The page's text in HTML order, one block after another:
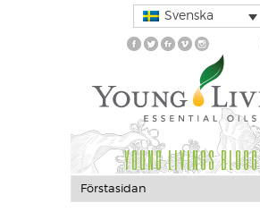
Svenska
YOUNG LIVINGS BLOGG